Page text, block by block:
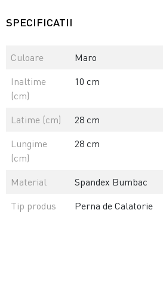
SPECIFICATII
Culoare
Maro
Inaltime
(cm)
10 cm
Latime (cm)
28 cm
Lungime
(cm)
28 cm
Material
Spandex Bumbac
Tip produs
Perna de Calatorie